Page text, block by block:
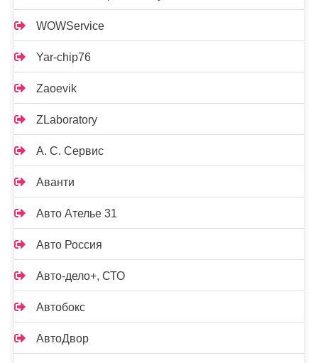
WOWService
Yar-chip76
Zaoevik
ZLaboratory
А. С. Сервис
Аванти
Авто Ателье 31
Авто Россия
Авто-дело+, СТО
Автобокс
АвтоДвор